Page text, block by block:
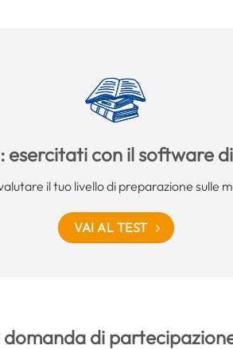
esercitati con il software
il tuo livello di preparazione sulle
VAI AL TEST
di